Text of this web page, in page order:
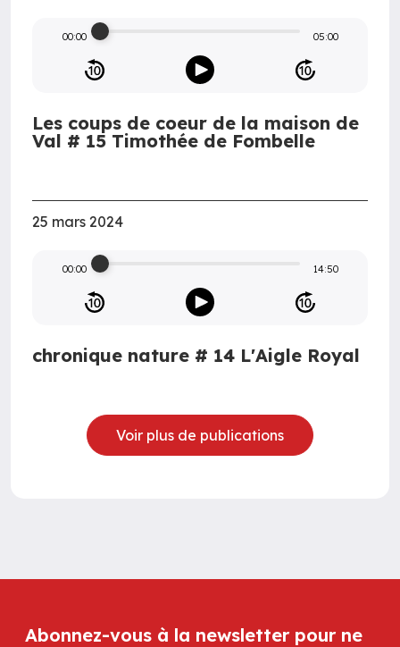
00:00 05:00
Les coups de coeur de la maison de
Val # 15 Timothée de Fombelle
25 mars 2024
00:00 14:50
chronique nature # 14 L'Aigle Royal
Voir plus de publications
Abonnez-vous à la newsletter pour ne